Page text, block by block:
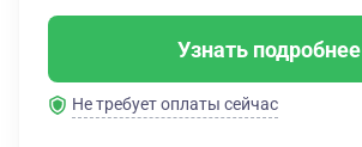
Узнать подробнее
Не требует оплаты сейчас